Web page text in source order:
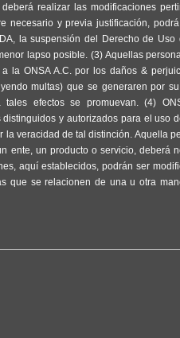
realizar las modificaciones
necesario y previa justificación,
la suspensión del Derecho de
lapso posible. (3) Aquellas
la ONSA A.C. por los daños &
multas) que se generaren por
efectos se promuevan. (4)
y autorizados para el uso
veracidad de tal distinción. Aquella
ente, un producto o servicio, deberá
aquí establecidos, podrán ser
que se relacionen de una u otra